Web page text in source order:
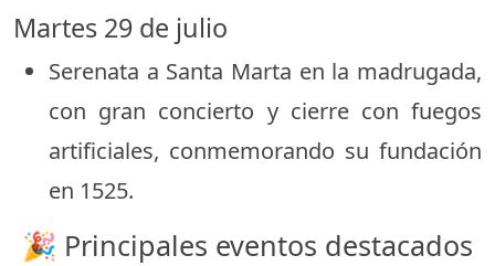
Martes 29 de julio
Serenata a Santa Marta en la madrugada,
con gran concierto y cierre con fuegos
artificiales, conmemorando su fundación
en 1525.
🎉 Principales eventos destacados